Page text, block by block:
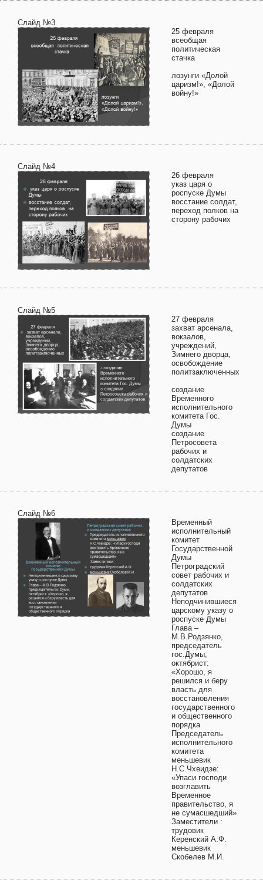
Слайд №3
25 февраля
всеобщая
политическая
стачка
лозунги «Долой
царизм!», «Долой
войну!»
Слайд №4
26 февраля
указ царя о
роспуске Думы
восстание солдат,
переход полков на
сторону рабочих
Слайд №5
27 февраля
захват арсенала,
вокзалов,
учреждений,
Зимнего дворца,
освобождение
политзаключенных
создание
Временного
исполнительного
комитета Гос.
Думы
создание
Петросовета
рабочих и
солдатских
депутатов
Слайд №6
Временный
исполнительный
комитет
Государственной
Думы
Петроградский
совет рабочих и
солдатских
депутатов
Неподчинившиеся
царскому указу о
роспуске Думы
Глава –
М.В.Родзянко,
председатель
гос.Думы,
октябрист:
«Хорошо, я
решился и беру
власть для
восстановления
государственного
и общественного
порядка
Председатель
исполнительного
комитета
меньшевик
Н.С.Чхеидзе:
«Упаси господи
возглавить
Временное
правительство, я
не сумасшедший»
Заместители :
трудовик
Керенский А.Ф.
меньшевик
Скобелев М.И.